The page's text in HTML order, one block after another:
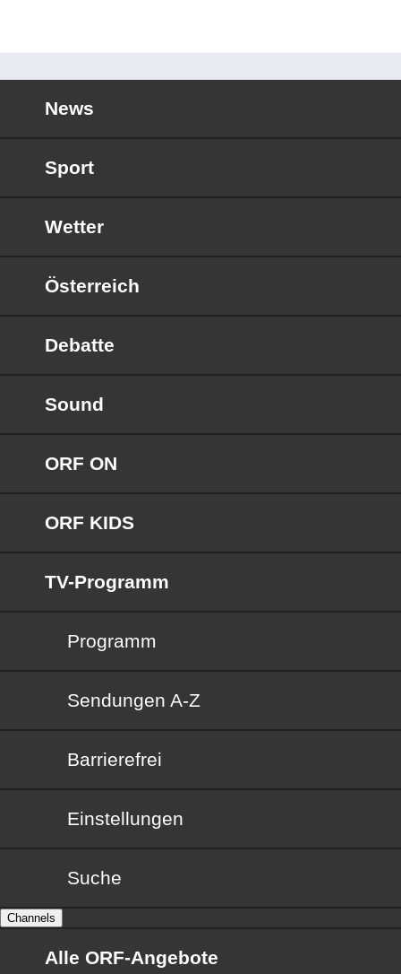
News
Sport
Wetter
Österreich
Debatte
Sound
ORF ON
ORF KIDS
TV-Programm
Programm
Sendungen von A bis Z
Sendungen A-Z
Barrierefrei
Barrierefrei
Einstellungen
Suche
Channels
Alle ORF-Angebote